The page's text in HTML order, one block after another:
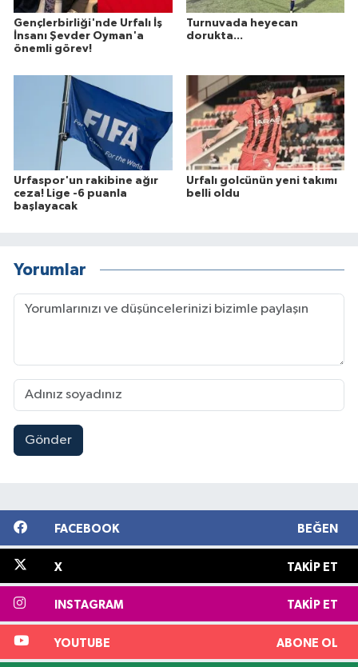
Gençlerbirliği'nde Urfalı İş
İnsanı Şevder Oyman'a
önemli görev!
Turnuvada heyecan
dorukta...
Urfaspor'un rakibine ağır
ceza! Lige -6 puanla
başlayacak
Urfalı golcünün yeni takımı
belli oldu
Yorumlar
Gönder
FACEBOOK BEĞEN
X TAKIP ET
INSTAGRAM TAKIP ET
YOUTUBE ABONE OL